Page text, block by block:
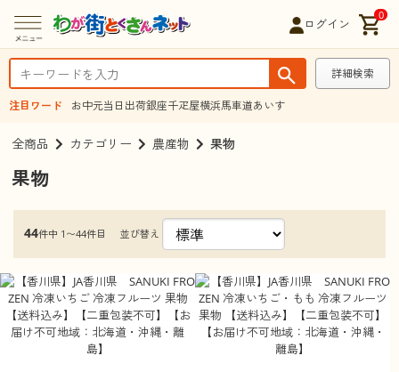
ログイン
0
詳細検索
注目ワード お中元当日出荷銀座千疋屋横浜馬車道あいす
全商品 カテゴリー 農産物 果物
果物
44件中 1〜44件目 並び替え